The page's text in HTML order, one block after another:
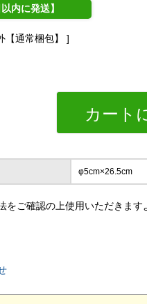
内に発送】
通常梱包】
カート
φ5cm×26.5cm
ご確認の上使用いただきます